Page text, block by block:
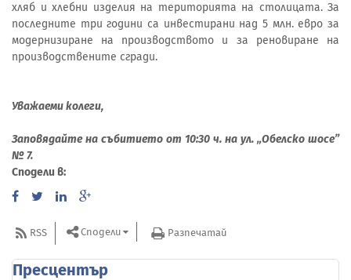
хляб и хлебни изделия на територията на столицата. За
последните три години са инвестирани над 5 млн. евро за
модернизиране на производството и за реновиране на
производствените сгради.
Уважаеми колеги,
Заповядайте на събитието от 10:30 ч. на ул. „Обелско шосе”
№ 7.
Сподели в:
RSS Сподели Разпечатай
Пресцентър